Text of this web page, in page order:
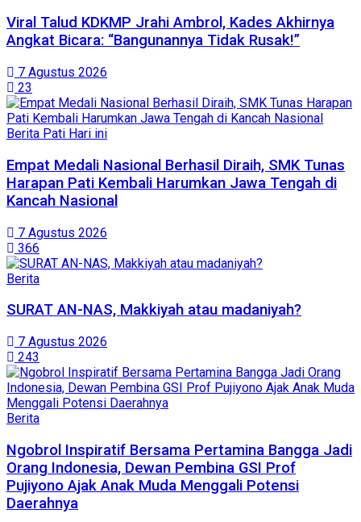
Viral Talud KDKMP Jrahi Ambrol, Kades Akhirnya
Angkat Bicara: “Bangunannya Tidak Rusak!”
7 Agustus 2026
23
Berita Pati Hari ini
Empat Medali Nasional Berhasil Diraih, SMK Tunas
Harapan Pati Kembali Harumkan Jawa Tengah di
Kancah Nasional
7 Agustus 2026
366
Berita
SURAT AN-NAS, Makkiyah atau madaniyah?
7 Agustus 2026
243
Berita
Ngobrol Inspiratif Bersama Pertamina Bangga Jadi
Orang Indonesia, Dewan Pembina GSI Prof
Pujiyono Ajak Anak Muda Menggali Potensi
Daerahnya